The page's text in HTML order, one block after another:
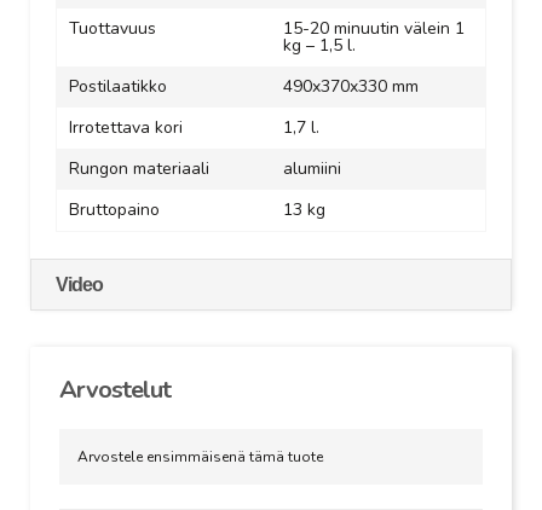
Tuottavuus
15-20 minuutin välein 1
kg – 1,5 l.
Postilaatikko
490x370x330 mm
Irrotettava kori
1,7 l.
Rungon materiaali
alumiini
Bruttopaino
13 kg
Video
Arvostelut
Arvostele ensimmäisenä tämä tuote